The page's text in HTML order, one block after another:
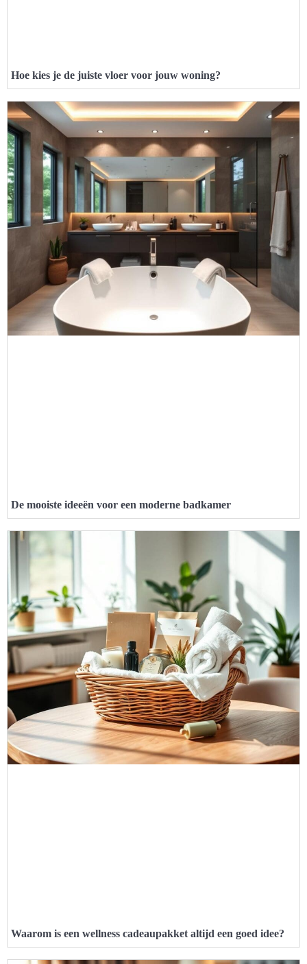
Hoe kies je de juiste vloer voor jouw woning?
De mooiste ideeën voor een moderne badkamer
Waarom is een wellness cadeaupakket altijd een goed idee?